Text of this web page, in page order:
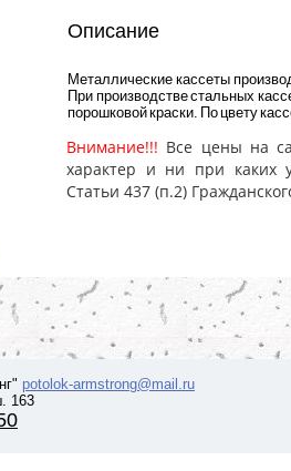
Описание
Металлические кассеты
При производстве стальных
порошковой краски. По цвету
Внимание!!! Все цены на
характер и ни при каких
Статьи 437 (п.2)
potolok-armstrong@mail.ru
163